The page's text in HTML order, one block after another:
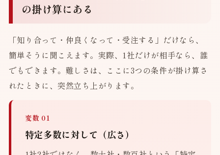
の掛け算にある
「知り合って・仲良くなって・受注する」だけなら、
簡単そうに聞こえます。実際、1社だけが相手なら、誰
でもできます。難しさは、ここに3つの条件が掛け算さ
れたときに、突然立ち上がります。
変数 01
特定多数に対して（広さ）